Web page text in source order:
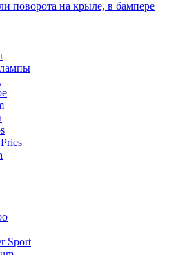
поворота на крыле, в бампере
Sport